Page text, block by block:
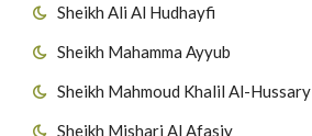
Sheikh Ali Al Hudhayfi
Sheikh Mahamma Ayyub
Sheikh Mahmoud Khalil Al-Hussary
Sheikh Mishari Al Afasiy